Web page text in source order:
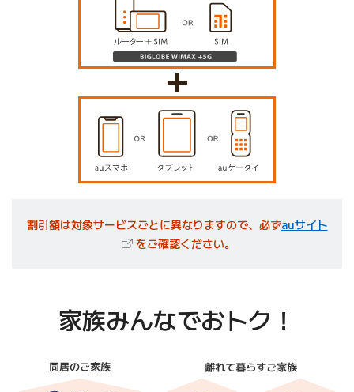
割引額は対象サービスごとに異なりますので、必ずauサイト（新
をご確認ください。
家族みんなでおトク！